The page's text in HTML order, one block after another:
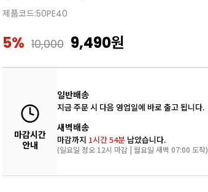
제품코드:50PE40
5% 10,000 9,490원
마감시간
안내
일반배송
지금 주문 시 다음 영업일에 바로 출고 됩니다.
새벽배송
마감까지 1시간 54분 남았습니다.
(일요일 정오 12시 마감 | 월요일 새벽 07:00 도착)